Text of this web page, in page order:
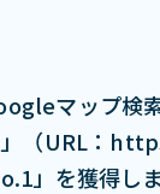
マップ検
（URL：
」を獲得しま